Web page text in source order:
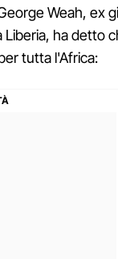
Weah, ex
ha detto
tutta l'Africa: